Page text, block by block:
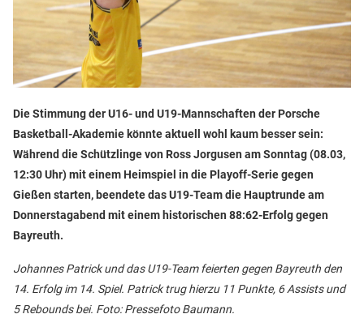
Die Stimmung der U16- und U19-Mannschaften der Porsche
Basketball-Akademie könnte aktuell wohl kaum besser sein:
Während die Schützlinge von Ross Jorgusen am Sonntag (08.03,
12:30 Uhr) mit einem Heimspiel in die Playoff-Serie gegen
Gießen starten, beendete das U19-Team die Hauptrunde am
Donnerstagabend mit einem historischen 88:62-Erfolg gegen
Bayreuth.
Johannes Patrick und das U19-Team feierten gegen Bayreuth den
14. Erfolg im 14. Spiel. Patrick trug hierzu 11 Punkte, 6 Assists und
5 Rebounds bei. Foto: Pressefoto Baumann.